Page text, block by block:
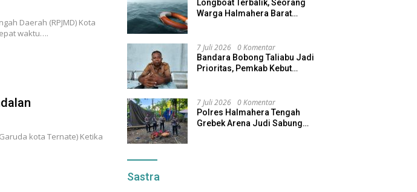
Daerah (RPJMD) Kota
waktu….
kota Ternate) Ketika
Longboat Terbalik, Seorang
Warga Halmahera Barat
7 Juli 2026 0 Komentar
Bandara Bobong Taliabu Jadi
Prioritas, Pemkab Kebut
7 Juli 2026 0 Komentar
Polres Halmahera Tengah
Grebek Arena Judi Sabung
Sastra